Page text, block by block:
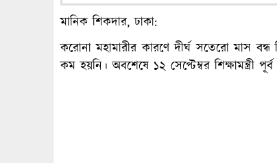
মানিক শিকদার, ঢাকা:
করোনা মহামারীর কারণে দীর্ঘ সতেরো মাস
কম হয়নি। অবশেষে ১২ সেপ্টেম্বর শিক্ষামন্ত্রী